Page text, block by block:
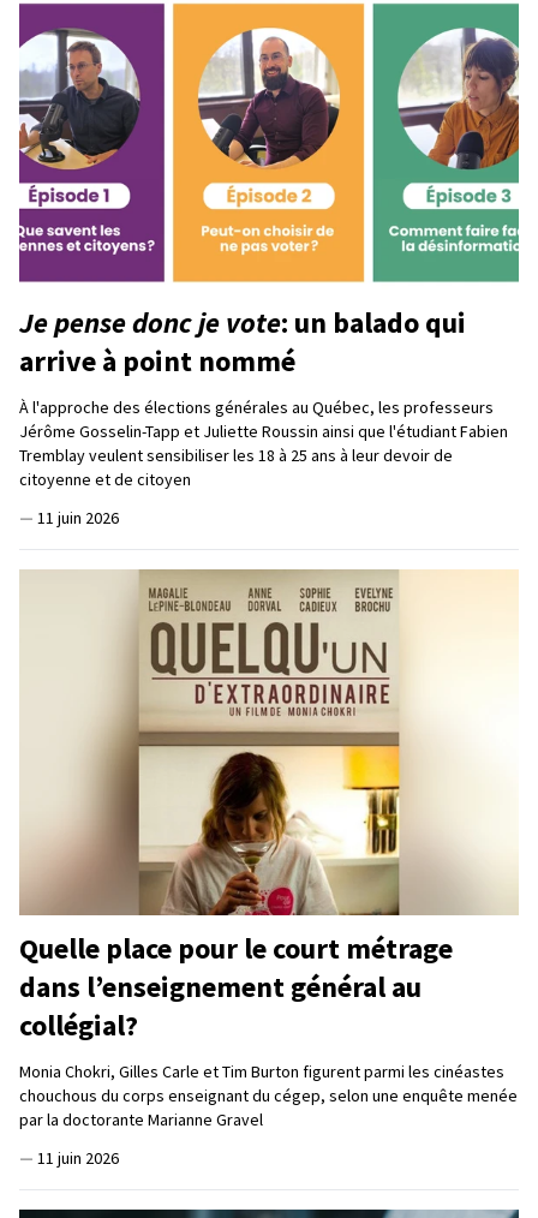
Je pense donc je vote: un balado qui
arrive à point nommé
À l'approche des élections générales au Québec, les professeurs
Jérôme Gosselin-Tapp et Juliette Roussin ainsi que l'étudiant Fabien
Tremblay veulent sensibiliser les 18 à 25 ans à leur devoir de
citoyenne et de citoyen
— 11 juin 2026
Quelle place pour le court métrage
dans l’enseignement général au
collégial?
Monia Chokri, Gilles Carle et Tim Burton figurent parmi les cinéastes
chouchous du corps enseignant du cégep, selon une enquête menée
par la doctorante Marianne Gravel
— 11 juin 2026